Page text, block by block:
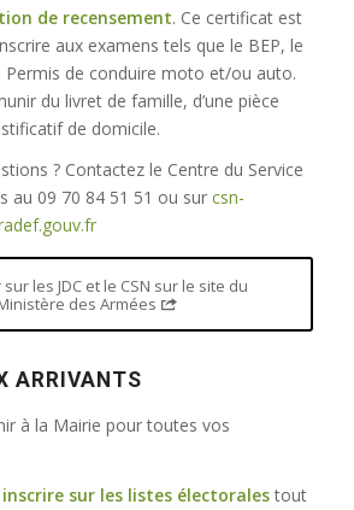
de recensement. Ce certificat est
aux examens tels que le BEP, le
Permis de conduire moto et/ou auto.
du livret de famille, d’une pièce
de domicile.
? Contactez le Centre du Service
au 09 70 84 51 51 ou sur csn-
les JDC et le CSN sur le site du
des Armées
ARRIVANTS
à la Mairie pour toutes vos
inscrire sur les listes électoralestout